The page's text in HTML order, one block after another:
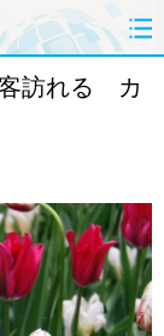
経済
写真
客訪れる カ